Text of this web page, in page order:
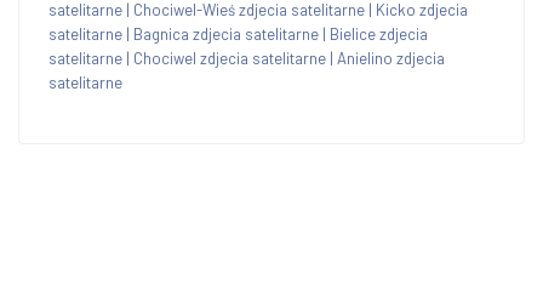
satelitarne | Chociwel-Wieś zdjecia satelitarne | Kicko zdjecia
satelitarne | Bagnica zdjecia satelitarne | Bielice zdjecia
satelitarne | Chociwel zdjecia satelitarne | Anielino zdjecia
satelitarne